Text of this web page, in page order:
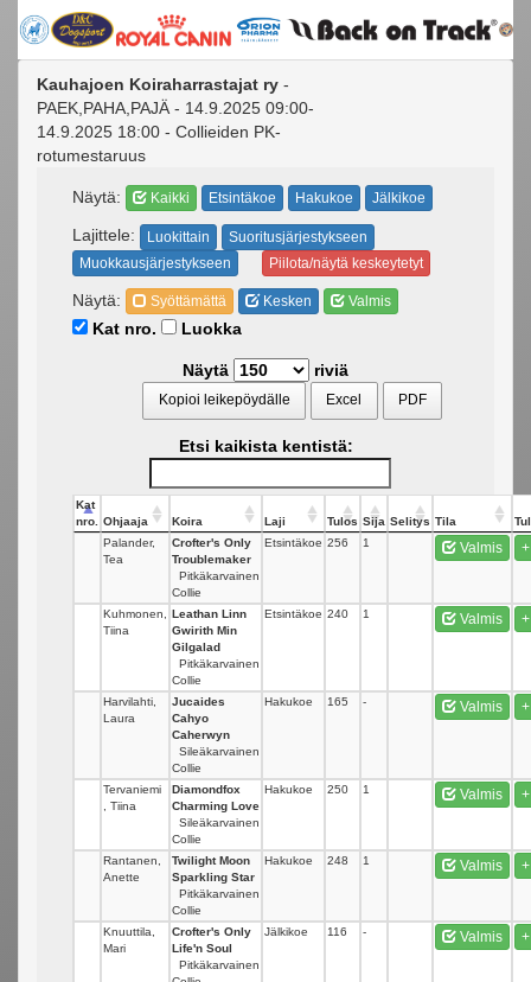
Kauhajoen Koiraharrastajat ry -
PAEK,PAHA,PAJÄ - 14.9.2025 09:00-
14.9.2025 18:00 - Collieiden PK-
rotumestaruus
Näytä: Kaikki Etsintäkoe Hakukoe Jälkikoe
Lajittele: Luokittain
Suoritusjärjestykseen
Muokkausjärjestykseen
Piilota/näytä keskeytetyt
Näytä: Syöttämättä Kesken Valmis
Kat nro. Luokka
Näytä riviä
Kopioi leikepöydälle Excel PDF
Etsi kaikista kentistä:
Kat
nro.
Ohjaaja Koira Laji Tulos Sija Selitys Tila
Palander,
Tea
Crofter's Only
Troublemaker
Pitkäkarvainen
Collie
Etsintäkoe 256 1 Valmis +
Kuhmonen,
Tiina
Leathan Linn
Gwirith Min
Gilgalad
Pitkäkarvainen
Collie
Etsintäkoe 240 1 Valmis +
Harvilahti,
Laura
Jucaides
Cahyo
Caherwyn
Sileäkarvainen
Collie
Hakukoe 165 - Valmis +
Tervaniemi
, Tiina
Diamondfox
Charming Love
Sileäkarvainen
Collie
Hakukoe 250 1 Valmis +
Rantanen,
Anette
Twilight Moon
Sparkling Star
Pitkäkarvainen
Collie
Hakukoe 248 1 Valmis +
Knuuttila,
Mari
Crofter's Only
Life'n Soul
Pitkäkarvainen
Jälkikoe 116 - Valmis +